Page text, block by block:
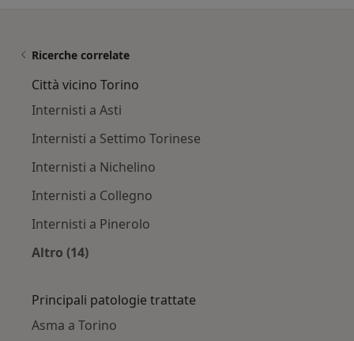
Ricerche correlate
Città vicino Torino
Internisti a Asti
Internisti a Settimo Torinese
Internisti a Nichelino
Internisti a Collegno
Internisti a Pinerolo
Altro (14)
Principali patologie trattate
Asma a Torino